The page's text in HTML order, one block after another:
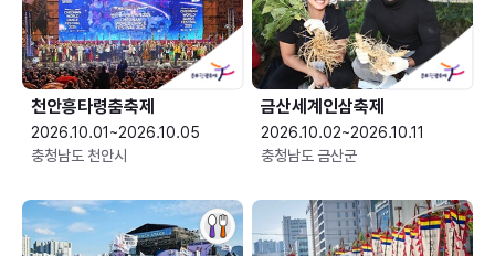
천안흥타령춤축제
2026.10.01~2026.10.05
충청남도 천안시
금산세계인삼축제
2026.10.02~2026.10.11
충청남도 금산군